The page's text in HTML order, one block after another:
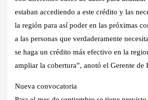
estaban accediendo a este crédito y las
la región para así poder en las próximas
a las personas que verdaderamente
se haga un crédito más efectivo en la
ampliar la cobertura”, anotó el Gerente de
Nueva convocatoria